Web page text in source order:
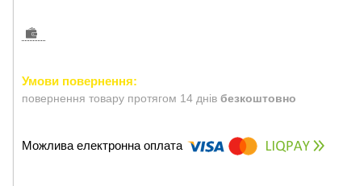
повернення товару протягом 14 днів безкоштовно